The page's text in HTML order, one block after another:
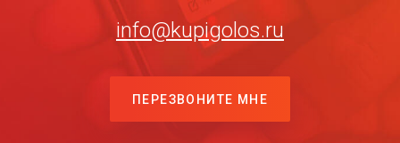
info@kupigolos.ru
ПЕРЕЗВОНИТЕ МНЕ